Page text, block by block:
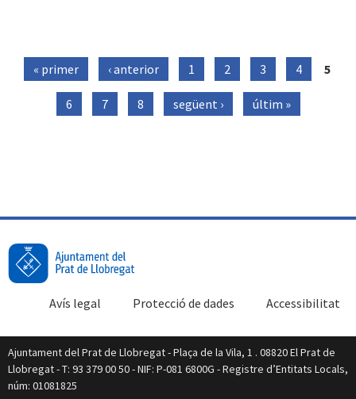
Pàgines
« primer ‹ anterior 1 2 3 4 5
6 7 8 següent › últim »
Accessibilitat
Protecció de dades
Avís legal
Ajuntament del Prat de Llobregat - Plaça de la Vila, 1 . 08820 El Prat de
Llobregat - T: 93 379 00 50 - NIF: P-081 6800G - Registre d’Entitats Locals,
núm: 01081825